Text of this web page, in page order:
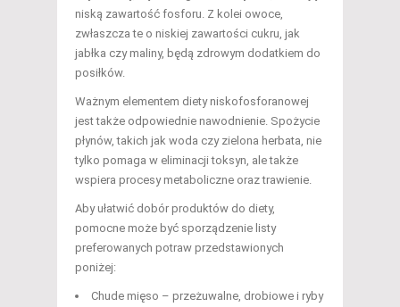
niską zawartość fosforu. Z kolei owoce,
zwłaszcza te o niskiej zawartości cukru, jak
jabłka czy maliny, będą zdrowym dodatkiem do
posiłków.
Ważnym elementem diety niskofosforanowej
jest także odpowiednie nawodnienie. Spożycie
płynów, takich jak woda czy zielona herbata, nie
tylko pomaga w eliminacji toksyn, ale także
wspiera procesy metaboliczne oraz trawienie.
Aby ułatwić dobór produktów do diety,
pomocne może być sporządzenie listy
preferowanych potraw przedstawionych
poniżej:
Chude mięso – przeżuwalne, drobiowe i ryby